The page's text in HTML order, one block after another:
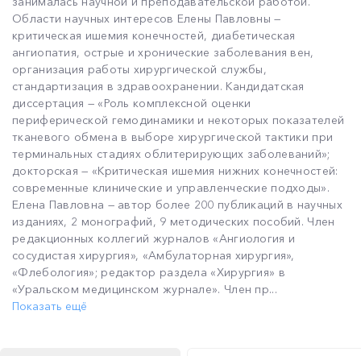
Области научных интересов Елены Павловны —
критическая ишемия конечностей, диабетическая
ангиопатия, острые и хронические заболевания вен,
организация работы хирургической службы,
стандартизация в здравоохранении. Кандидатская
диссертация — «Роль комплексной оценки
периферической гемодинамики и некоторых показателей
тканевого обмена в выборе хирургической тактики при
терминальных стадиях облитерирующих заболеваний»;
докторская — «Критическая ишемия нижних конечностей:
современные клинические и управленческие подходы».
Елена Павловна — автор более 200 публикаций в научных
изданиях, 2 монографий, 9 методических пособий. Член
редакционных коллегий журналов «Ангиология и
сосудистая хирургия», «Амбулаторная хирургия»,
«Флебология»; редактор раздела «Хирургия» в
«Уральском медицинском журнале». Член пр...
Показать ещё